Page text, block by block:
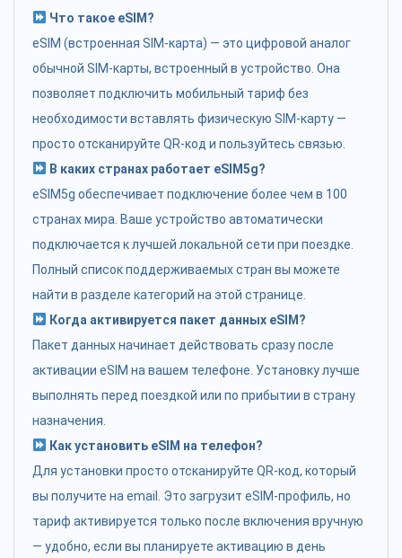
Что такое eSIM?
eSIM (встроенная SIM-карта) — это цифровой аналог
обычной SIM-карты, встроенный в устройство. Она
позволяет подключить мобильный тариф без
необходимости вставлять физическую SIM-карту —
просто отсканируйте QR-код и пользуйтесь связью.
В каких странах работает eSIM5g?
eSIM5g обеспечивает подключение более чем в 100
странах мира. Ваше устройство автоматически
подключается к лучшей локальной сети при поездке.
Полный список поддерживаемых стран вы можете
найти в разделе категорий на этой странице.
Когда активируется пакет данных eSIM?
Пакет данных начинает действовать сразу после
активации eSIM на вашем телефоне. Установку лучше
выполнять перед поездкой или по прибытии в страну
назначения.
Как установить eSIM на телефон?
Для установки просто отсканируйте QR-код, который
вы получите на email. Это загрузит eSIM-профиль, но
тариф активируется только после включения вручную
— удобно, если вы планируете активацию в день